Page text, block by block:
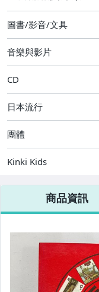
家具
書.畫作品
雕刻.工藝品
玉.石.印材.水晶
陶.瓷器.花瓶.茶壺
郵.幣.券
勳章.書信.照片.證.文史
地圖.海報
黑膠唱片
VCD.DVD
圖書/影音/文具
音樂與影片
CD
日本流行
團體
Kinki Kids
商品資訊